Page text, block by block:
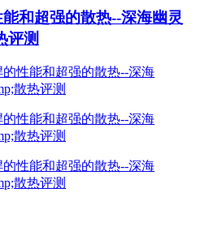
和超强的散热--深海幽灵
评测